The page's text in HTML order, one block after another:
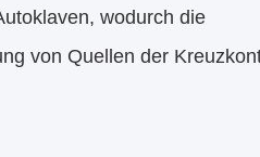
wodurch die
von Quellen der